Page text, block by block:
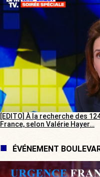
[EDITO] À la recherche des
France, selon Valérie Hayer…
ÉVÉNEMENT